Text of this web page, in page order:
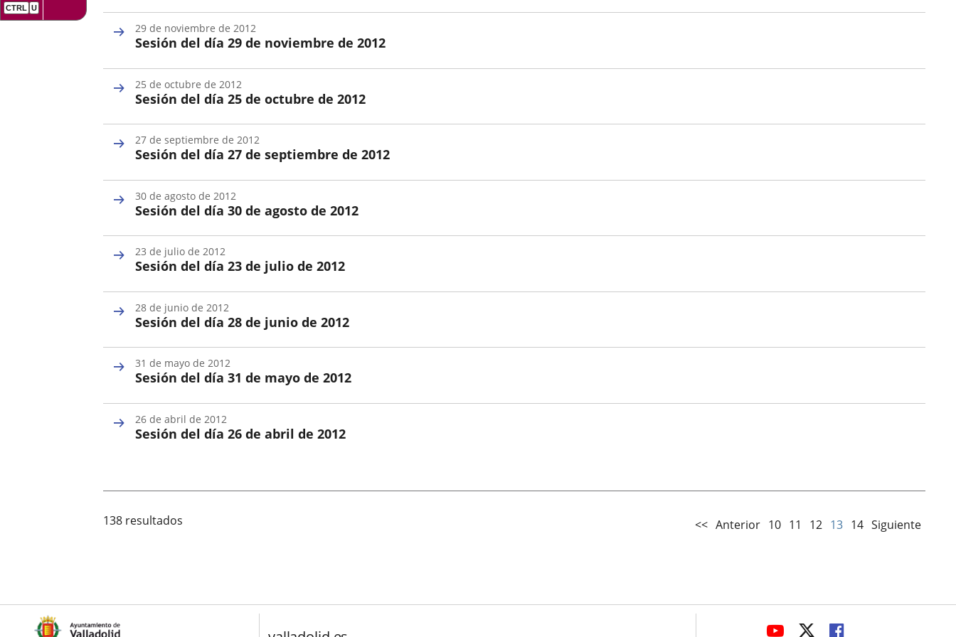
externa.externa.
una
aplicación
la
Sesión
Sesión del día 29 de noviembre de 2012
la
Sesión
29 de noviembre de 2012
Sesión del día 25 de octubre de 2012
la
Sesión
25 de octubre de 2012
Sesión del día 27 de septiembre de 2012
la
Sesión
27 de septiembre de 2012
Sesión del día 30 de agosto de 2012
la
Sesión
30 de agosto de 2012
Sesión del día 23 de julio de 2012
la
Sesión
23 de julio de 2012
Sesión del día 28 de junio de 2012
la
Sesión
28 de junio de 2012
Sesión del día 31 de mayo de 2012
la
Sesión
31 de mayo de 2012
Sesión del día 26 de abril de 2012
Sesión
26 de abril de 2012
138 resultados << Anterior 10 11 12 13 14 Siguiente
ENLACEENLACEENLACE